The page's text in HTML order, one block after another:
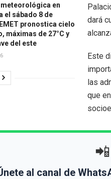
en
el sábado 8 de
pronostica cielo
máximas de 27°C y
del este
dará
Este
las
que
📲
al canal de